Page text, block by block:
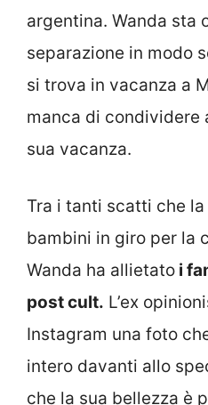
argentina. Wanda sta
separazione in modo
si trova in vacanza a
manca di condividere
sua vacanza.
Tra i tanti scatti che
bambini in giro per la
Wanda ha allietato i
post cult. L’ex
Instagram una foto
intero davanti allo
che la sua bellezza è